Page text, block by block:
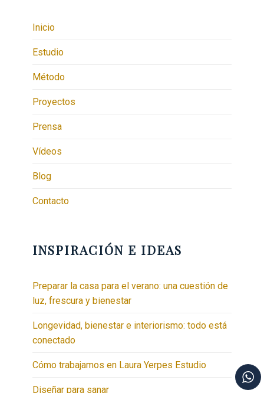
Inicio
Estudio
Método
Proyectos
Prensa
Vídeos
Blog
Contacto
INSPIRACIÓN E IDEAS
Preparar la casa para el verano: una cuestión de
luz, frescura y bienestar
Longevidad, bienestar e interiorismo: todo está
conectado
Cómo trabajamos en Laura Yerpes Estudio
Diseñar para sanar